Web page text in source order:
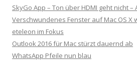
SkyGo App – Ton über HDMI geht nicht
Verschwundenes Fenster auf Mac OS X
eteleon im Fokus
Outlook 2016 für Mac stürzt dauernd ab
WhatsApp Pfeile nun blau